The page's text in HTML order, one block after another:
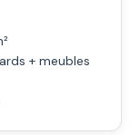
+ meubles